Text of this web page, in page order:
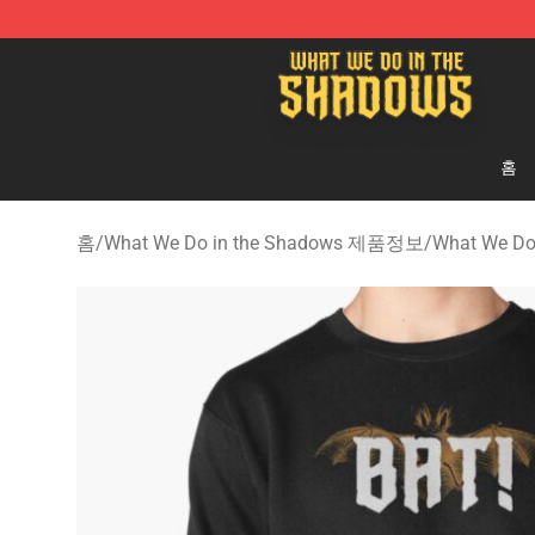
What We Do in the Shadows Shop - Official What
홈
홈/What We Do in the Shadows 제품정보/What We